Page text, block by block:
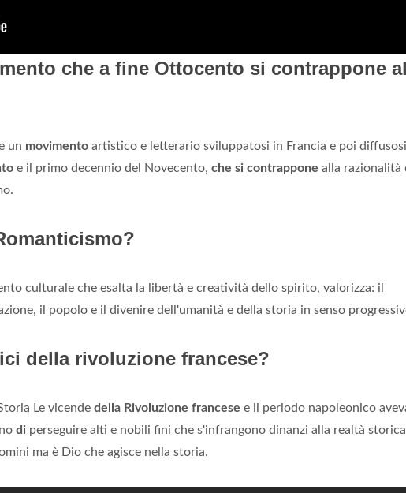
che a fine Ottocento si contrappone
un movimento artistico e letterario sviluppatosi in Francia e poi
e il primo decennio del Novecento, che si contrappone alla razionalità
culturale che esalta la libertà e creatività dello spirito, valorizza: il
il popolo e il divenire dell'umanità e della storia in senso
della rivoluzione francese?
Le vicende della Rivoluzione francese e il periodo napoleonico
di perseguire alti e nobili fini che s'infrangono dinanzi alla realtà
ma è Dio che agisce nella storia.